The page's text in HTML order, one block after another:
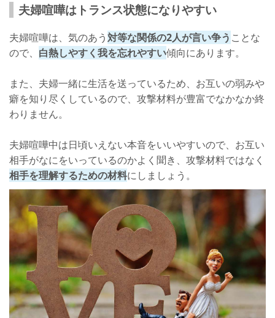
まずは自分に向き合うこと
夫婦喧嘩はトランス状態になりやすい
夫婦喧嘩は、気のあう対等な関係の2人が言い争う ことな
ので、 白熱しやすく我を忘れやすい傾向にあります。
また、夫婦一緒に生活を送っているため、お互いの弱みや
癖を知り尽くしているので、攻撃材料が豊富でなかなか終
わりません。
夫婦喧嘩中は日頃いえない本音をいいやすいので、お互い
相手がなにをいっているのかよく聞き、攻撃材料ではなく
相手を理解するための材料にしましょう。